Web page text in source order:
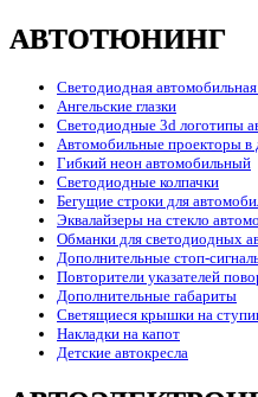
АВТОТЮНИНГ
Светодиодная автомобильная
Ангельские глазки
Светодиодные 3d логотипы
Автомобильные проекторы в
Гибкий неон автомобильный
Светодиодные колпачки
Бегущие строки для
Эквалайзеры на стекло
Обманки для светодиодных
Дополнительные стоп-
Повторители указателей
Дополнительные габариты
Светящиеся крышки на
Накладки на капот
Детские автокресла